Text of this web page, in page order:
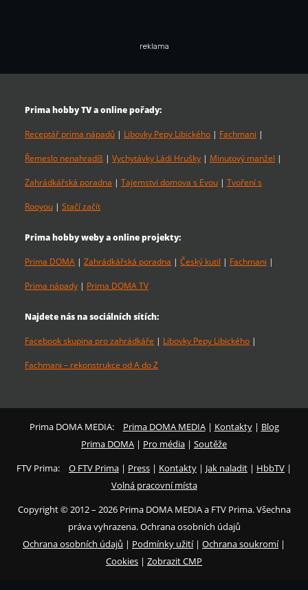
reklama
Prima hobby TV a online pořady:
Receptář prima nápadů | Libovky Pepy Libického | Fachmani |
Řemeslo nenahradíš | Vychytávky Ládi Hrušky | Minutový manžel |
Zahrádkářská poradna | Tajemství domova s Evou | Tvoření s
Rooyou | Stačí začít
Prima hobby weby a online projekty:
Prima DOMA | Zahrádkářská poradna | Český kutil | Fachmani |
Prima nápady | Prima DOMA TV
Najdete nás na sociálních sítích:
Facebook skupina pro zahrádkáře | Libovky Pepy Libického |
Fachmani – rekonstrukce od A do Z
Prima DOMA MEDIA: Prima DOMA MEDIA| Kontakty| Blog
Prima DOMA | Pro média | Soutěže
FTV Prima:
O FTV Prima | Press | Kontakty | Jak naladit | HbbTV |
Volná pracovní místa
Copyright © 2012 – 2026 Prima DOMA MEDIA a FTV Prima. Všechna
práva vyhrazena. Ochrana osobních údajů
Ochrana osobních údajů | Podmínky užití| Ochrana soukromí|
Cookies | Zobrazit CMP